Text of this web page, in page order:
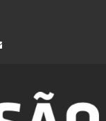
SÍNDROME GRIPAL